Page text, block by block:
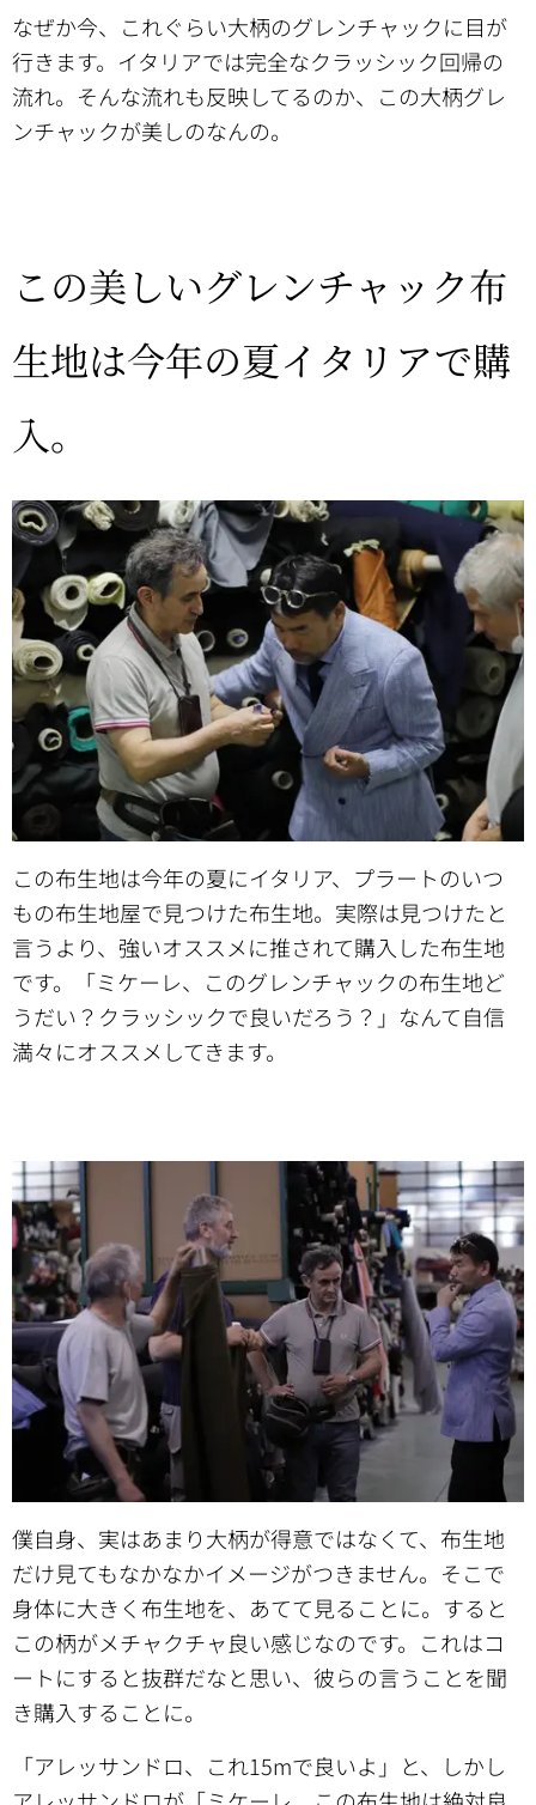
なぜか今、これぐらい大柄のグレンチャックに目が
行きます。イタリアでは完全なクラッシック回帰の
流れ。そんな流れも反映してるのか、この大柄グレ
ンチャックが美しのなんの。
この美しいグレンチャック布
生地は今年の夏イタリアで購
入。
この布生地は今年の夏にイタリア、プラートのいつ
もの布生地屋で見つけた布生地。実際は見つけたと
言うより、強いオススメに推されて購入した布生地
です。「ミケーレ、このグレンチャックの布生地ど
うだい？クラッシックで良いだろう？」なんて自信
満々にオススメしてきます。
僕自身、実はあまり大柄が得意ではなくて、布生地
だけ見てもなかなかイメージがつきません。そこで
身体に大きく布生地を、あてて見ることに。すると
この柄がメチャクチャ良い感じなのです。これはコ
ートにすると抜群だなと思い、彼らの言うことを聞
き購入することに。
「アレッサンドロ、これ15mで良いよ」と、しかし